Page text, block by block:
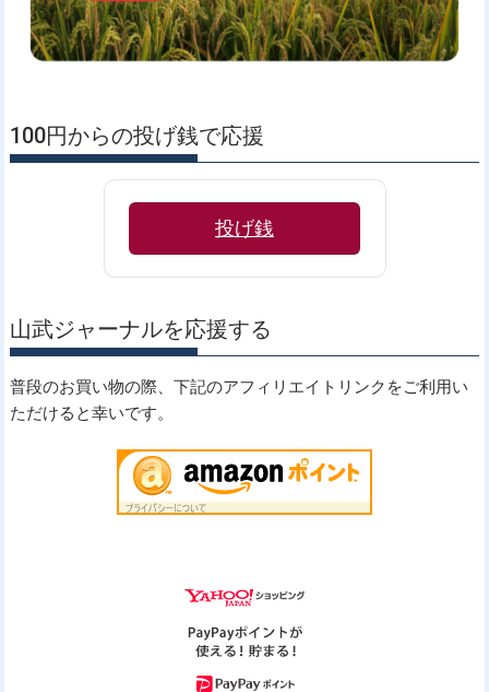
100円からの投げ銭で応援
投げ銭
山武ジャーナルを応援する
普段のお買い物の際、下記のアフィリエイトリンクをご利用い
ただけると幸いです。